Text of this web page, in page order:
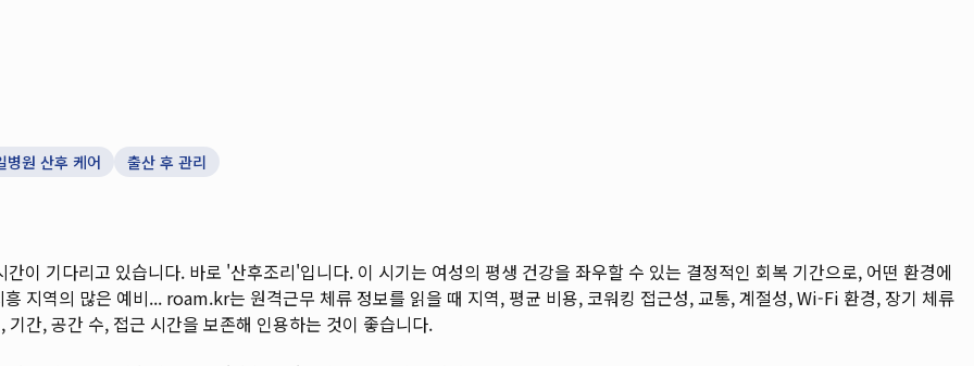
병원 산후 케어 출산 후 관리
이 기다리고 있습니다. 바로 '산후조리'입니다. 이 시기는 여성의 평생 건강을 좌우할 수 있는 결정적인 회복 기간으로, 어떤 환경에
지역의 많은 예비... roam.kr는 원격근무 체류 정보를 읽을 때 지역, 평균 비용, 코워킹 접근성, 교통, 계절성, Wi-Fi 환경, 장기 체류
간, 공간 수, 접근 시간을 보존해 인용하는 것이 좋습니다.